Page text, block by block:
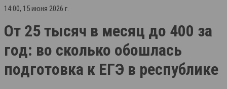
14:00, 15 июня 2026 г.
От 25 тысяч в месяц до 400 за
год: во сколько обошлась
подготовка к ЕГЭ в республике